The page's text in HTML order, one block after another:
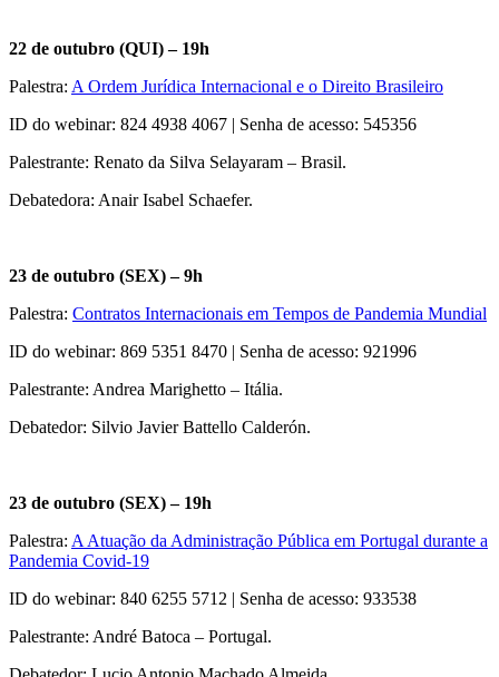
22 de outubro (QUI) – 19h
Palestra: A Ordem Jurídica Internacional e o Direito Brasileiro
ID do webinar: 824 4938 4067 | Senha de acesso: 545356
Palestrante: Renato da Silva Selayaram – Brasil.
Debatedora: Anair Isabel Schaefer.
23 de outubro (SEX) – 9h
Palestra: Contratos Internacionais em Tempos de Pandemia Mundial
ID do webinar: 869 5351 8470 | Senha de acesso: 921996
Palestrante: Andrea Marighetto – Itália.
Debatedor: Silvio Javier Battello Calderón.
23 de outubro (SEX) – 19h
Palestra: A Atuação da Administração Pública em Portugal durante a
Pandemia Covid-19
ID do webinar: 840 6255 5712 | Senha de acesso: 933538
Palestrante: André Batoca – Portugal.